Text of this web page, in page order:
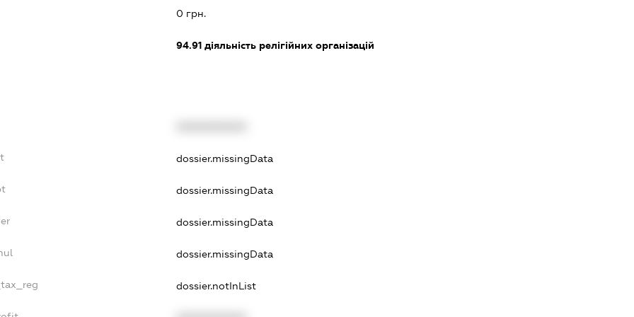
0 грн.
94.91 діяльність релігійних організацій
dossier.missingData
dossier.missingData
dossier.missingData
dossier.missingData
dossier.notInList